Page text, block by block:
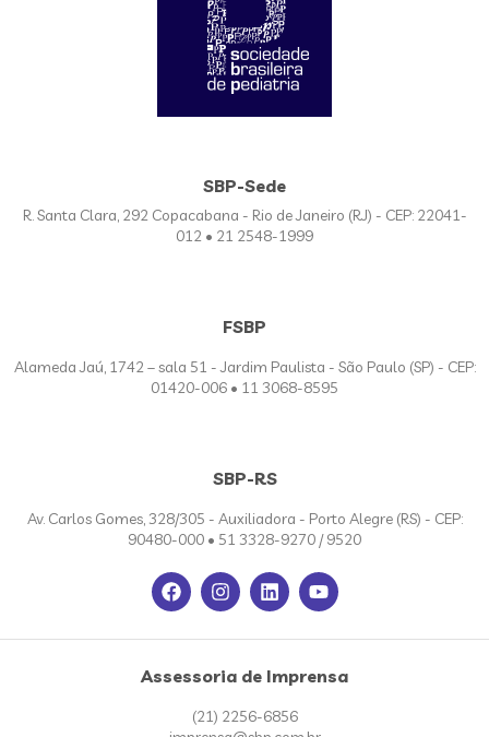
SBP-Sede
R. Santa Clara, 292 Copacabana - Rio de Janeiro (RJ) - CEP: 22041-
012 • 21 2548-1999
FSBP
Alameda Jaú, 1742 – sala 51 - Jardim Paulista - São Paulo (SP) - CEP:
01420-006 • 11 3068-8595
SBP-RS
Av. Carlos Gomes, 328/305 - Auxiliadora - Porto Alegre (RS) - CEP:
90480-000 • 51 3328-9270 / 9520
Assessoria de Imprensa
(21) 2256-6856